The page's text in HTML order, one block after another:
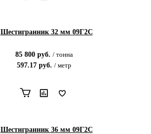
Шестигранник 32 мм 09Г2С
85 800руб. / тонна
597.17руб. / метр
Шестигранник 36 мм 09Г2С